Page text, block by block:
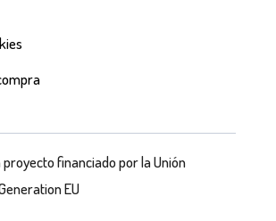
proyecto financiado por la Unión
EU